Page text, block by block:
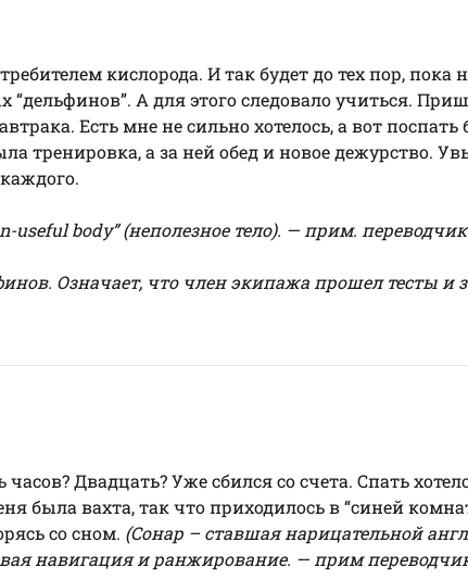
кислорода. И так будет до тех пор, пока
А для этого следовало учиться.
Есть мне не сильно хотелось, а вот поспать
тренировка, а за ней обед и новое дежурство.
useful body” (неполезное тело). — прим.
Означает, что член экипажа прошел тесты и
Двадцать? Уже сбился со счета. Спать
была вахта, так что приходилось в “синей
со сном. (Сонар – ставшая нарицательной
навигация и ранжирование. — прим